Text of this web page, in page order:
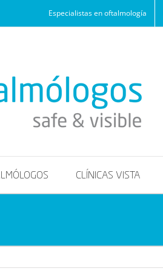
Especialistas en oftalmología
CLÍNICAS VISTA